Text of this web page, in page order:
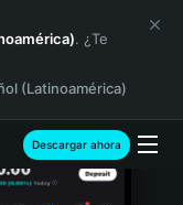
. ¿Te
(Latinoamérica)
Descargar ahora